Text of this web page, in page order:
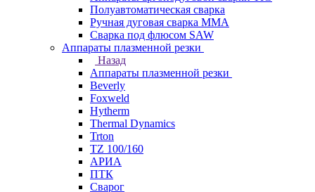
Полуавтоматическая сварка
Ручная дуговая сварка MMA
Сварка под флюсом SAW
Аппараты плазменной резки
Назад
Аппараты плазменной резки
Beverly
Foxweld
Hytherm
Thermal Dynamics
Trton
TZ 100/160
АРИА
ПТК
Сварог